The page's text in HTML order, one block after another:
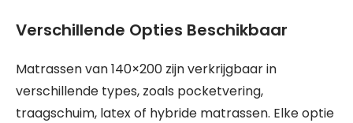
Verschillende Opties Beschikbaar
Matrassen van 140×200 zijn verkrijgbaar in
verschillende types, zoals pocketvering,
traagschuim, latex of hybride matrassen. Elke optie